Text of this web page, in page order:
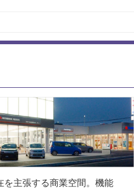
を主張する商業空間。機能